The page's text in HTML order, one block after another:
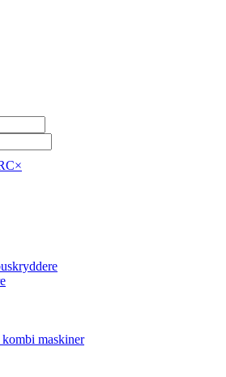
×
maskiner